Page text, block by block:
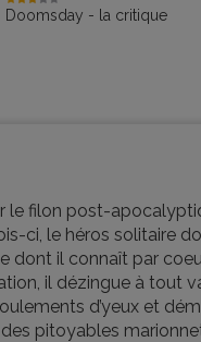
Doomsday - la critique
le filon post-
ci, le héros solitaire
dont il connaît par
il dézingue à tout
d’yeux et
pitoyables